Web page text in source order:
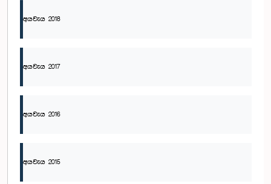
අයවැය 2018
අයවැය 2017
අයවැය 2016
අයවැය 2015